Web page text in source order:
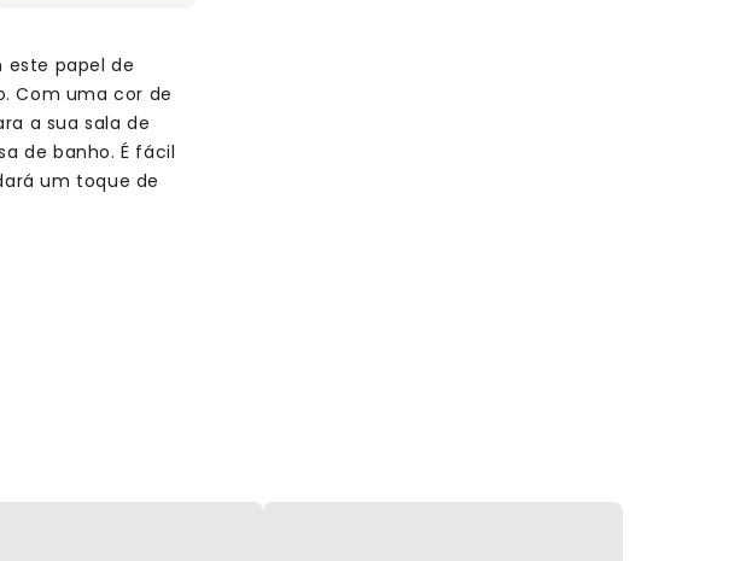
este papel de
Com uma cor de
a sua sala de
de banho. É fácil
um toque de